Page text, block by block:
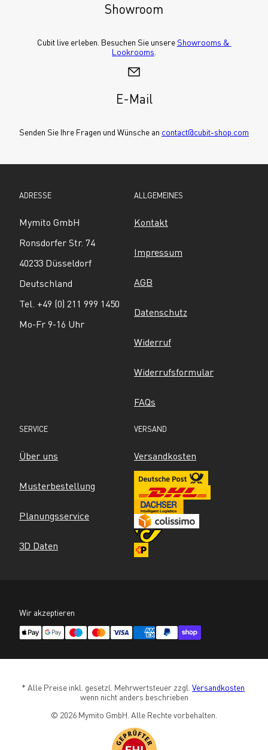
Showroom
Cubit live erleben. Besuchen Sie unsere Showrooms &
Lookrooms
E-Mail
Senden Sie Ihre Fragen und Wünsche an contact@cubit-shop.com
ADRESSE
Mymito GmbH
Ronsdorfer Str. 74
40233 Düsseldorf
Deutschland
Tel. +49 (0) 211 999 1450
Mo-Fr 9-16 Uhr
ALLGEMEINES
Kontakt
Impressum
AGB
Datenschutz
Widerruf
Widerrufsformular
FAQs
SERVICE
Über uns
Musterbestellung
Planungsservice
3D Daten
VERSAND
Versandkosten
Wir akzeptieren
* Alle Preise inkl. gesetzl. Mehrwertsteuer zzgl. Versandkosten
wenn nicht anders beschrieben
© 2026 Mymito GmbH. Alle Rechte vorbehalten.